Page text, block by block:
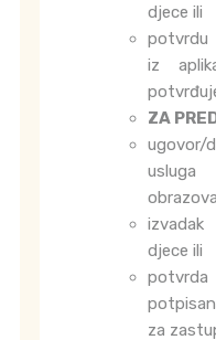
djece ili
potvrdu
iz
ZA
ugovor/
djece ili
za